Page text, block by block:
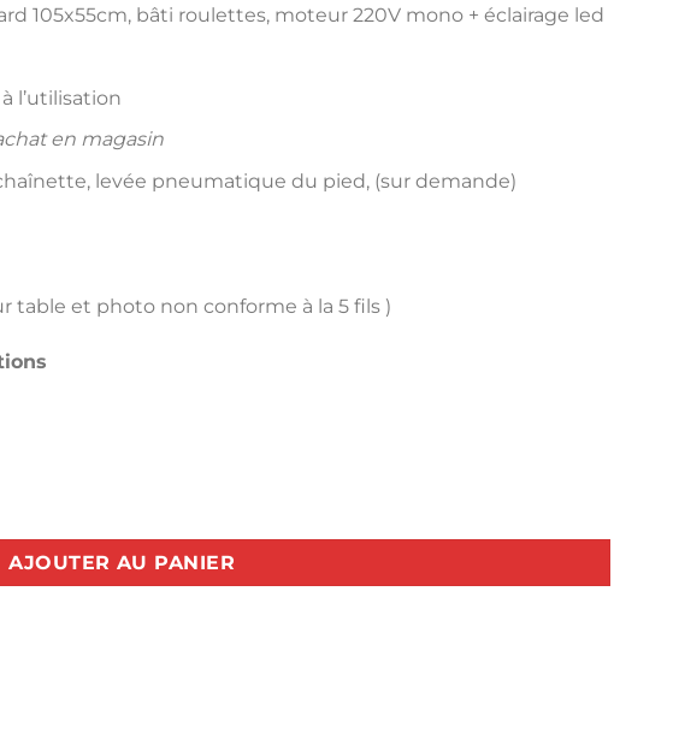
105x55cm, bâti roulettes, moteur 220V mono + éclairage led
l’utilisation
en magasin
levée pneumatique du pied, (sur demande)
table et photo non conforme à la 5 fils )
M932-70-5X5
AJOUTER AU PANIER